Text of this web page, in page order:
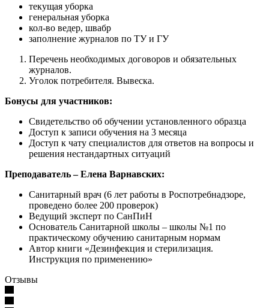
текущая уборка
генеральная уборка
кол-во ведер, швабр
заполнение журналов по ТУ и ГУ
Перечень необходимых договоров и обязательных
журналов.
Уголок потребителя. Вывеска.
Бонусы для участников:
Свидетельство об обучении установленного образца
Доступ к записи обучения на 3 месяца
Доступ к чату специалистов для ответов на вопросы и
решения нестандартных ситуаций
Преподаватель – Елена Варнавских:
Санитарный врач (6 лет работы в Роспотребнадзоре,
проведено более 200 проверок)
Ведущий эксперт по СанПиН
Основатель Санитарной школы – школы №1 по
практическому обучению санитарным нормам
Автор книги «Дезинфекция и стерилизация.
Инструкция по применению»
Отзывы